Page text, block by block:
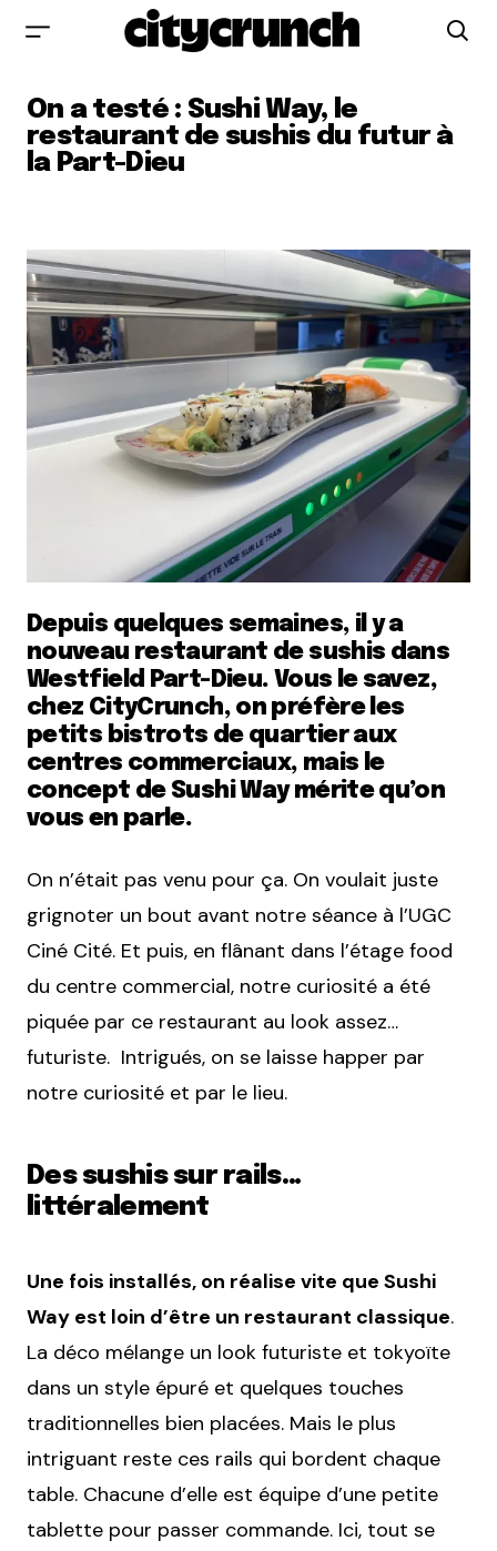
On a testé : Sushi Way, le
restaurant de sushis du futur à
la Part-Dieu
Depuis quelques semaines, il y a
nouveau restaurant de sushis dans
Westfield Part-Dieu. Vous le savez,
chez CityCrunch, on préfère les
petits bistrots de quartier aux
centres commerciaux, mais le
concept de Sushi Way mérite qu’on
vous en parle.
On n’était pas venu pour ça. On voulait juste
grignoter un bout avant notre séance à l’UGC
Ciné Cité. Et puis, en flânant dans l’étage food
du centre commercial, notre curiosité a été
piquée par ce restaurant au look assez…
futuriste. Intrigués, on se laisse happer par
notre curiosité et par le lieu.
Des sushis sur rails…
littéralement
Une fois installés, on réalise vite que Sushi
Way est loin d’être un restaurant classique.
La déco mélange un look futuriste et tokyoïte
dans un style épuré et quelques touches
traditionnelles bien placées. Mais le plus
intriguant reste ces rails qui bordent chaque
table. Chacune d’elle est équipe d’une petite
tablette pour passer commande. Ici, tout se